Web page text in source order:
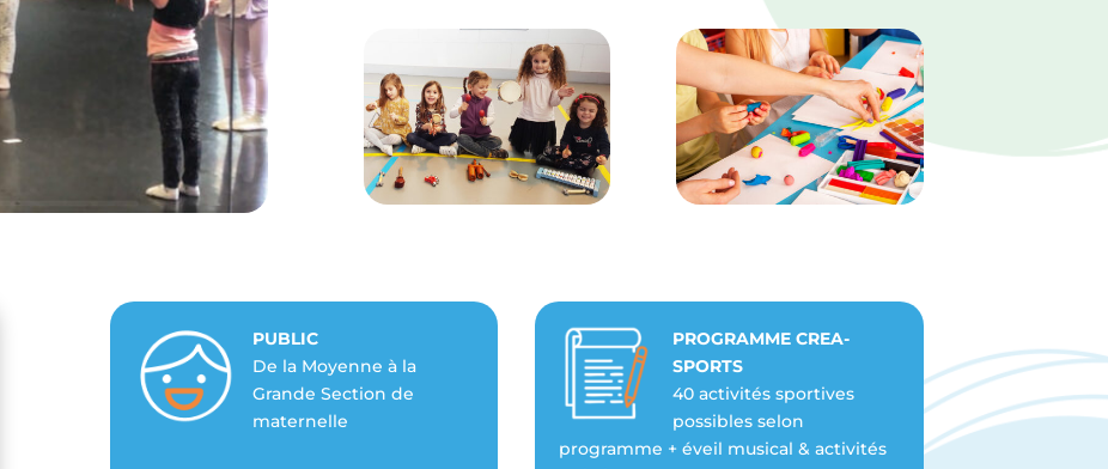
PUBLIC
De la Moyenne à la
Grande Section de
maternelle
PROGRAMME CREA-
SPORTS
40 activités sportives
possibles selon
programme + éveil musical & activités